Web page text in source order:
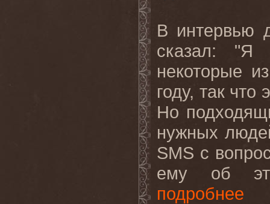
В интервью
сказал: "Я
некоторые
году, так что
Но
нужных
SMS с
ему об
подробнее